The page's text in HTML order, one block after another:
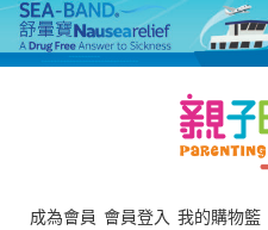
成為會員 會員登入 我的購物籃